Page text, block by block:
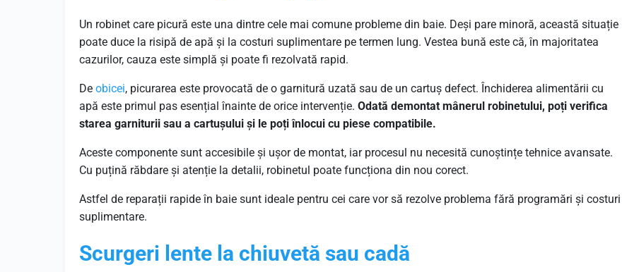
Un robinet care picură este una dintre cele mai comune probleme din baie. Deși pare minoră, această situație
poate duce la risipă de apă și la costuri suplimentare pe termen lung. Vestea bună este că, în majoritatea
cazurilor, cauza este simplă și poate fi rezolvată rapid.
De obicei, picurarea este provocată de o garnitură uzată sau de un cartuș defect. Închiderea alimentării cu
apă este primul pas esențial înainte de orice intervenție. Odată demontat mânerul robinetului, poți verifica
starea garniturii sau a cartușului și le poți înlocui cu piese compatibile.
Aceste componente sunt accesibile și ușor de montat, iar procesul nu necesită cunoștințe tehnice avansate.
Cu puțină răbdare și atenție la detalii, robinetul poate funcționa din nou corect.
Astfel de reparații rapide în baie sunt ideale pentru cei care vor să rezolve problema fără programări și costuri
suplimentare.
Scurgeri lente la chiuvetă sau cadă